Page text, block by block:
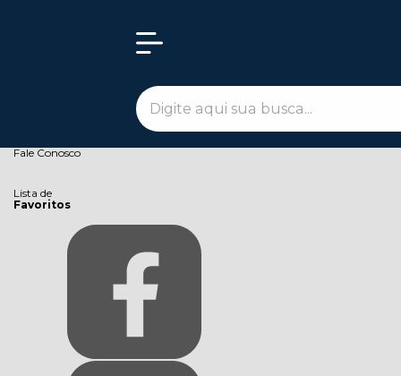
Fale Conosco
Lista de
Favoritos